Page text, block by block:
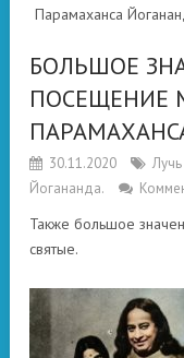
Парамаханса
БОЛЬШОЕ
ПОСЕЩЕНИЕ
30.11.2020
Йогананда.
Также большое
святые.